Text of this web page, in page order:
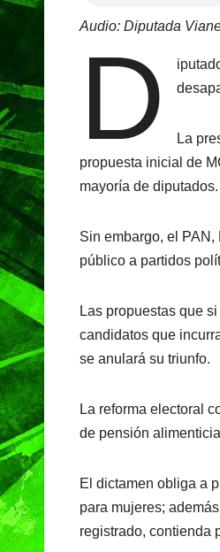
b
o
k
A
p
p
Audio: Diputada
D
La
propuesta inicial de
mayoría de diputados.
Sin embargo, el
público a partidos
Las propuestas que
candidatos que
se anulará su triunfo.
La reforma electoral
de pensión
El dictamen obliga a
para mujeres;
registrado, contienda